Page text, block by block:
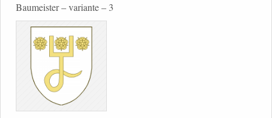
Baumeister – variante – 3